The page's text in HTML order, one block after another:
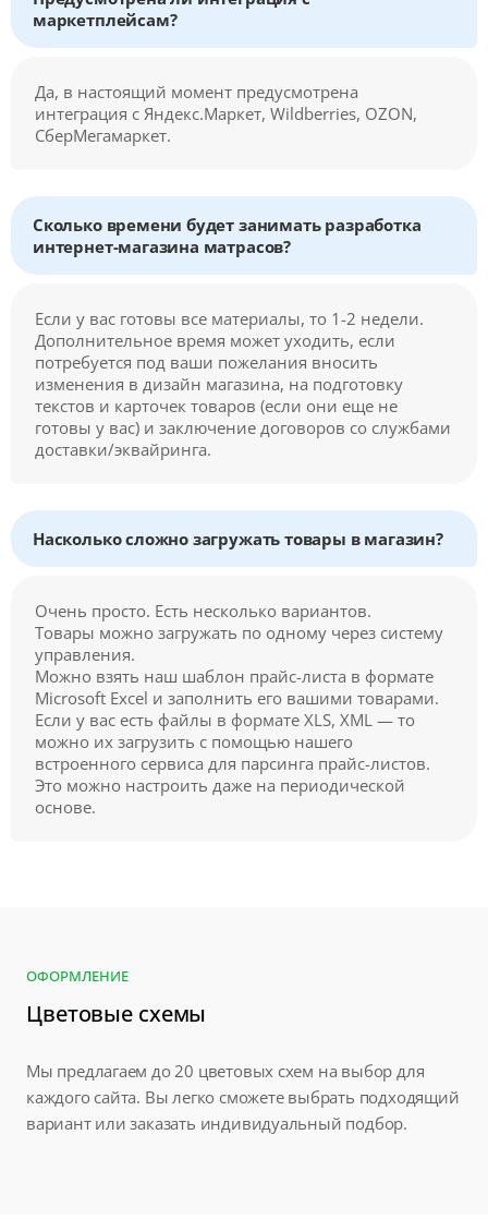
маркетплейсам?
Да, в настоящий момент предусмотрена
интеграция с Яндекс.Маркет, Wildberries, OZON,
СберМегамаркет.
Сколько времени будет занимать разработка
интернет-магазина матрасов?
Если у вас готовы все материалы, то 1-2 недели.
Дополнительное время может уходить, если
потребуется под ваши пожелания вносить
изменения в дизайн магазина, на подготовку
текстов и карточек товаров (если они еще не
готовы у вас) и заключение договоров со службами
доставки/эквайринга.
Насколько сложно загружать товары в магазин?
Очень просто. Есть несколько вариантов.
Товары можно загружать по одному через систему
управления.
Можно взять наш шаблон прайс-листа в формате
Microsoft Excel и заполнить его вашими товарами.
Если у вас есть файлы в формате XLS, XML — то
можно их загрузить с помощью нашего
встроенного сервиса для парсинга прайс-листов.
Это можно настроить даже на периодической
основе.
ОФОРМЛЕНИЕ
Цветовые схемы
Мы предлагаем до 20 цветовых схем на выбор для
каждого сайта. Вы легко сможете выбрать подходящий
вариант или заказать индивидуальный подбор.